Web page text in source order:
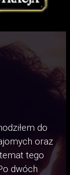
do
oraz
tego
dwóch